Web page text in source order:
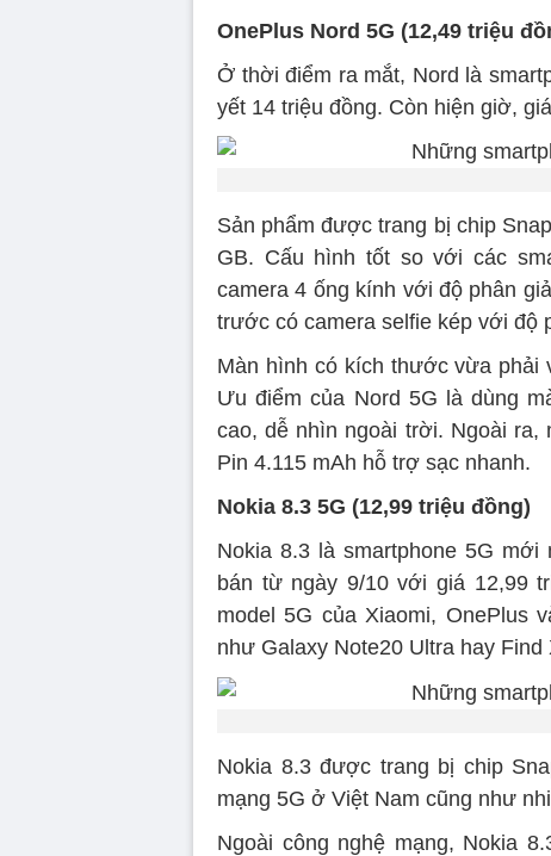
OnePlus Nord 5G (12,49 triệu
Ở thời điểm ra mắt, Nord là
yết 14 triệu đồng. Còn hiện giờ,
Sản phẩm được trang bị chip
GB. Cấu hình tốt so với các
camera 4 ống kính với độ phân
trước có camera selfie kép với độ
Màn hình có kích thước vừa phải
Ưu điểm của Nord 5G là dùng
cao, dễ nhìn ngoài trời. Ngoài ra,
Pin 4.115 mAh hỗ trợ sạc nhanh.
Nokia 8.3 5G (12,99 triệu đồng)
Nokia 8.3 là smartphone 5G
bán từ ngày 9/10 với giá 12,99
model 5G của Xiaomi, OnePlus
như Galaxy Note20 Ultra hay Find
Nokia 8.3 được trang bị chip
mạng 5G ở Việt Nam cũng như
Ngoài công nghệ mạng, Nokia